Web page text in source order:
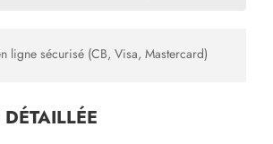
ligne sécurisé (CB, Visa, Mastercard)